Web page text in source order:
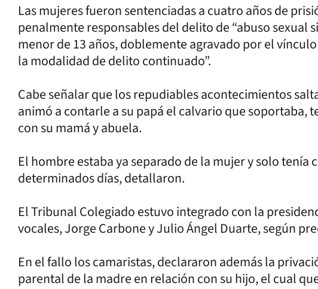
Las mujeres fueron sentenciadas a cuatro años de
penalmente responsables del delito de “abuso sexual
menor de 13 años, doblemente agravado por el
la modalidad de delito continuado”.
Cabe señalar que los repudiables acontecimientos
animó a contarle a su papá el calvario que soportaba,
con su mamá y abuela.
El hombre estaba ya separado de la mujer y solo tenía
determinados días, detallaron.
El Tribunal Colegiado estuvo integrado con la
vocales, Jorge Carbone y Julio Ángel Duarte, según
En el fallo los camaristas, declararon además la
parental de la madre en relación con su hijo, el cual